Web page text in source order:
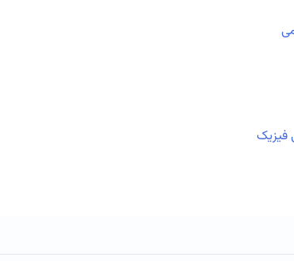
فیزیک